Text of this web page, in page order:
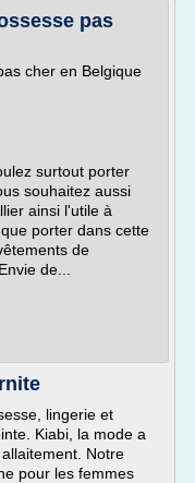
pas
cher en Belgique
surtout porter
souhaitez aussi
ainsi l'utile à
porter dans cette
de
de...
lingerie et
Kiabi, la mode a
Notre
pour les femmes